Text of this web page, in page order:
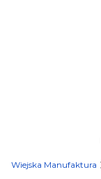
Wiejska Manufaktura